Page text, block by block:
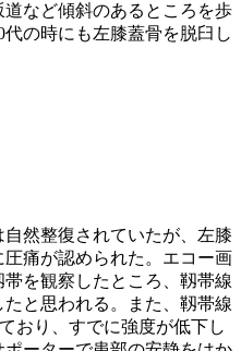
など傾斜のあるところを歩
の時にも左膝蓋骨を脱臼し
然整復されていたが、左膝
痛が認められた。エコー画
を観察したところ、靱帯線
と思われる。また、靱帯線
おり、すでに強度が低下し